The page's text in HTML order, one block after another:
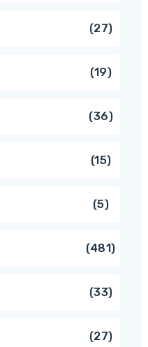
2727
1919
3636
1515
55
481481
3333
2727